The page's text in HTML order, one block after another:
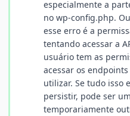
especialmente a
no wp-config.php.
esse erro é a
tentando acessar a
usuário tem as
acessar os
utilizar. Se tudo isso
persistir, pode ser
temporariamente